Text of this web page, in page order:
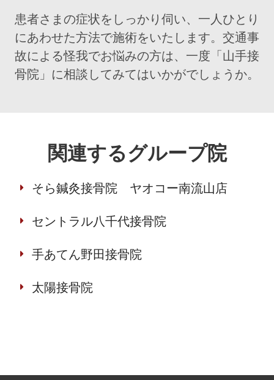
患者さまの症状をしっかり伺い、一人ひとり
にあわせた方法で施術をいたします。交通事
故による怪我でお悩みの方は、一度「山手接
骨院」に相談してみてはいかがでしょうか。
関連するグループ院
そら鍼灸接骨院 ヤオコー南流山店
セントラル八千代接骨院
手あてん野田接骨院
太陽接骨院